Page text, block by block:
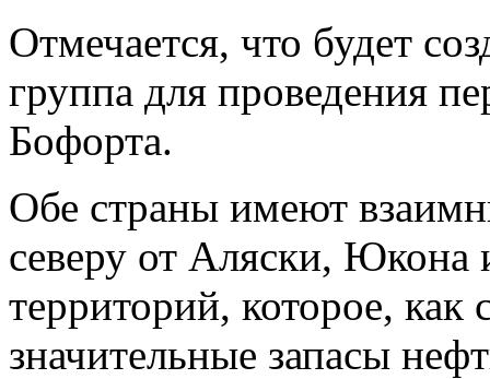
Отмечается, что будет
группа для проведения
Бофорта.
Обе страны имеют
северу от Аляски, Юкона
территорий, которое, как
значительные запасы